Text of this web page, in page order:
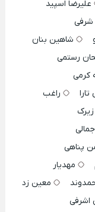
علیرضا اسپید
شرفی
شاهین بنان
رستمی
کرمی
راغب
پناهی
مهدیار
معین زد
اشرفی